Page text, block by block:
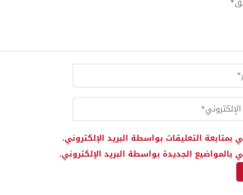
بمتابعة التعليقات بواسطة البريد الإلكتروني.
بالمواضيع الجديدة بواسطة البريد الإلكتروني.